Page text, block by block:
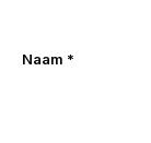
Naam *